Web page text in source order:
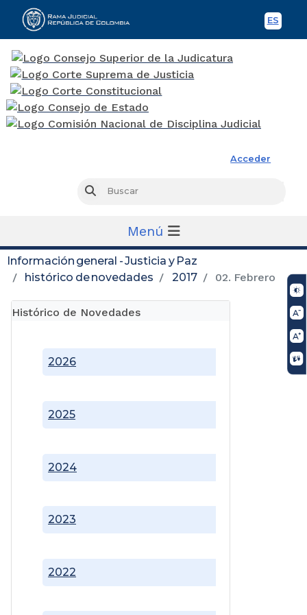
ES
Acceder
Buscar
Menú
Información general - Justicia y Paz
histórico de novedades
2017 02. Febrero
Histórico de Novedades
2022
2023
2024
2025
2026